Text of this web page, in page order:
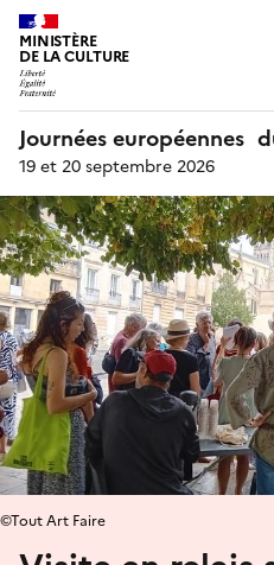
MINISTÈRE
DE LA CULTURE
Journées européennes
19 et 20 septembre 2026
©Tout Art Faire